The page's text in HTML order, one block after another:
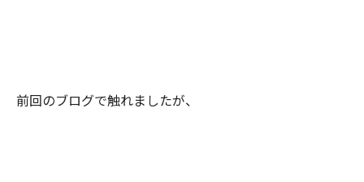
前回のブログで触れましたが、